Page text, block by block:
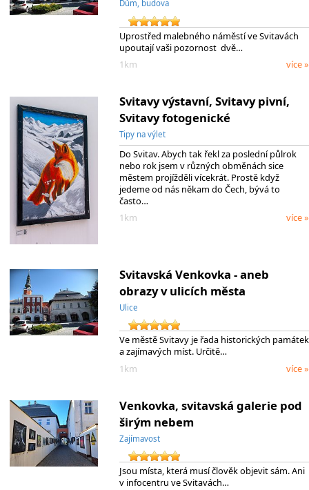
Dům, budova
Uprostřed malebného náměstí ve Svitavách
upoutají vaši pozornost dvě…
1km
více »
Svitavy výstavní, Svitavy pivní,
Svitavy fotogenické
Tipy na výlet
Do Svitav. Abych tak řekl za poslední půlrok
nebo rok jsem v různých obměnách sice
městem projížděli vícekrát. Prostě když
jedeme od nás někam do Čech, bývá to
často…
1km
více »
Svitavská Venkovka - aneb
obrazy v ulicích města
Ulice
Ve městě Svitavy je řada historických památek
a zajímavých míst. Určitě…
1km
více »
Venkovka, svitavská galerie pod
širým nebem
Zajímavost
Jsou místa, která musí člověk objevit sám. Ani
v infocentru ve Svitavách…